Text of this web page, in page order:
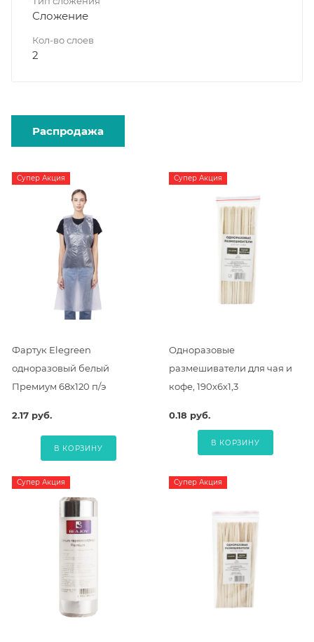
Сложение
Кол-во слоев
2
Распродажа
Супер Акция
Фартук Elegreen
одноразовый белый
Премиум 68х120 п/э
2.17 руб.
В КОРЗИНУ
Супер Акция
Одноразовые
размешиватели для чая и
кофе, 190х6х1,3
0.18 руб.
В КОРЗИНУ
Супер Акция Супер Акция